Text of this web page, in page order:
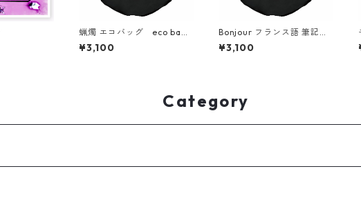
蝋燭 エコバッグ eco bag
simple
¥3,100
Bonjour フランス語 筆記体
エコバッグ eco bag simpl
e
¥3,100
Category